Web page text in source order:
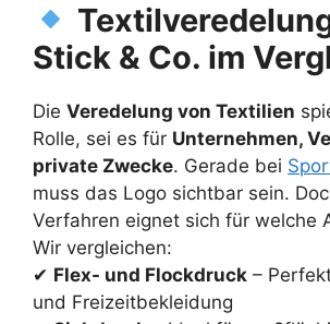
Stick & Co. im
Die Veredelung von Textilien
Rolle, sei es für Unternehmen,
private Zwecke. Gerade bei
muss das Logo sichtbar sein.
Verfahren eignet sich für welche
Wir vergleichen:
✔ Flex- und Flockdruck –
und Freizeitbekleidung